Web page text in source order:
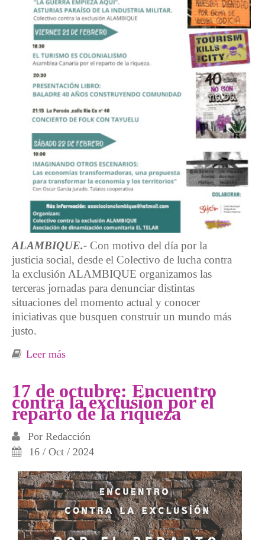
ALAMBIQUE.- Con motivo del día por la
justicia social, desde el Colectivo de lucha contra
la exclusión ALAMBIQUE organizamos las
terceras jornadas para denunciar distintas
situaciones del momento actual y conocer
iniciativas que busquen construir un mundo más
justo.
Leer más
17 de octubre: Encuentro
contra la exclusión por el
reparto de la riqueza
Por Redacción
16 / Oct / 2024